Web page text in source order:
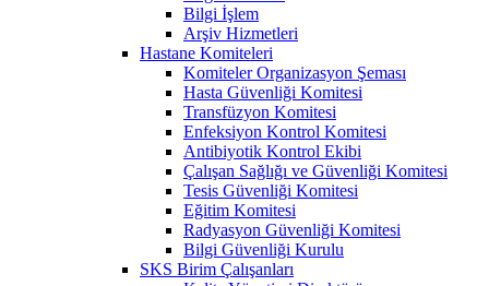
Bilgi İşlem
Arşiv Hizmetleri
Hastane Komiteleri
Komiteler Organizasyon Şeması
Hasta Güvenliği Komitesi
Transfüzyon Komitesi
Enfeksiyon Kontrol Komitesi
Antibiyotik Kontrol Ekibi
Çalışan Sağlığı ve Güvenliği Komitesi
Tesis Güvenliği Komitesi
Eğitim Komitesi
Radyasyon Güvenliği Komitesi
Bilgi Güvenliği Kurulu
SKS Birim Çalışanları